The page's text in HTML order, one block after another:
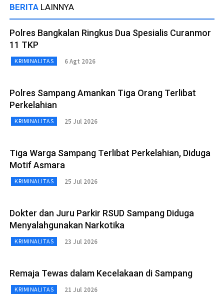
BERITA LAINNYA
Polres Bangkalan Ringkus Dua Spesialis Curanmor
11 TKP
KRIMINALITAS 6 Agt 2026
Polres Sampang Amankan Tiga Orang Terlibat
Perkelahian
KRIMINALITAS 25 Jul 2026
Tiga Warga Sampang Terlibat Perkelahian, Diduga
Motif Asmara
KRIMINALITAS 25 Jul 2026
Dokter dan Juru Parkir RSUD Sampang Diduga
Menyalahgunakan Narkotika
KRIMINALITAS 23 Jul 2026
Remaja Tewas dalam Kecelakaan di Sampang
KRIMINALITAS 21 Jul 2026